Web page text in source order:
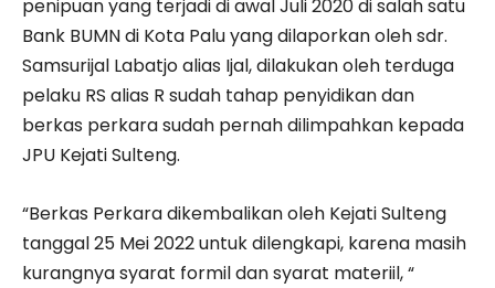
penipuan yang terjadi di awal Juli 2020 di salah satu
Bank BUMN di Kota Palu yang dilaporkan oleh sdr.
Samsurijal Labatjo alias Ijal, dilakukan oleh terduga
pelaku RS alias R sudah tahap penyidikan dan
berkas perkara sudah pernah dilimpahkan kepada
JPU Kejati Sulteng.
“Berkas Perkara dikembalikan oleh Kejati Sulteng
tanggal 25 Mei 2022 untuk dilengkapi, karena masih
kurangnya syarat formil dan syarat materiil, “